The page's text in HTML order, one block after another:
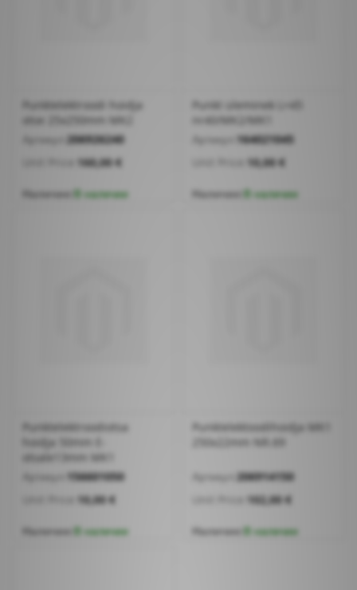
Punktelektroodi hoidja
otse 25x250mm MK2
Артикул: 206926240
160,00 €
Наличие:В наличии
Punkt üleminek L=45
nr40/MK2/MK1
Артикул: 164021045
10,00 €
Наличие:В наличии
Punktelektroodiotsa
hoidja 50mm E-
otsale13mm MK1
Артикул:
156601050
10,00 €
Наличие:В наличии
Punktelektoodihoidja MK1
250x22mm NR.69
Артикул:206914150
102,00 €
Наличие:В наличии